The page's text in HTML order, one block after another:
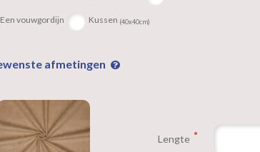
Een vouwgordijn Kussen (40x40cm)
afmetingen
Lengte